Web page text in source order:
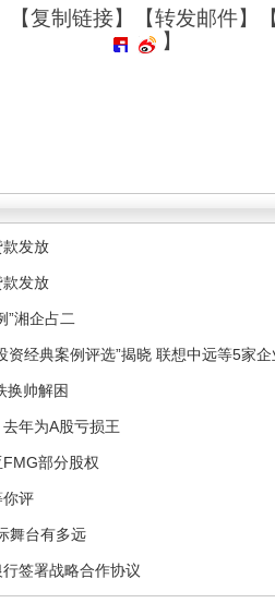
【复制链接】【转发邮件】
】
发放
发放
”湘企占二
资经典案例评选”揭晓 联想中远等5家
换帅解困
年为A股亏损王
部分股权
你评
舞台有多远
签署战略合作协议